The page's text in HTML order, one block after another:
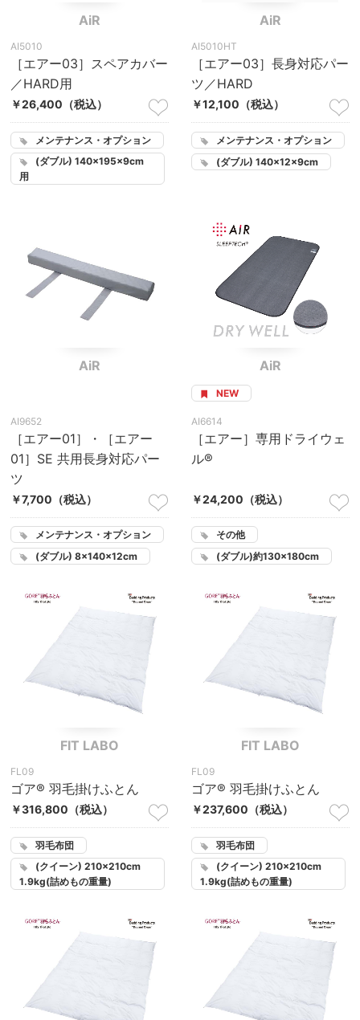
AiR
AI5010
［エアー03］スペアカバー
／HARD用
￥26,400 （税込）
メンテナンス・オプション
(ダブル) 140×195×9cm
用
AiR
AI5010HT
［エアー03］長身対応パー
ツ／HARD
￥12,100 （税込）
メンテナンス・オプション
(ダブル) 140×12×9cm
AiR
AI9652
［エアー01］・［エアー
01］SE 共用長身対応パー
ツ
￥7,700 （税込）
メンテナンス・オプション
(ダブル) 8×140×12cm
AiR
NEW
AI6614
［エアー］専用ドライウェ
ル®
￥24,200 （税込）
その他
(ダブル)約130×180cm
FIT LABO
FL09
ゴア® 羽毛掛けふとん
￥316,800 （税込）
羽毛布団
(クイーン) 210×210cm
1.9kg(詰めもの重量)
FIT LABO
FL09
ゴア® 羽毛掛けふとん
￥237,600 （税込）
羽毛布団
(クイーン) 210×210cm
1.9kg(詰めもの重量)